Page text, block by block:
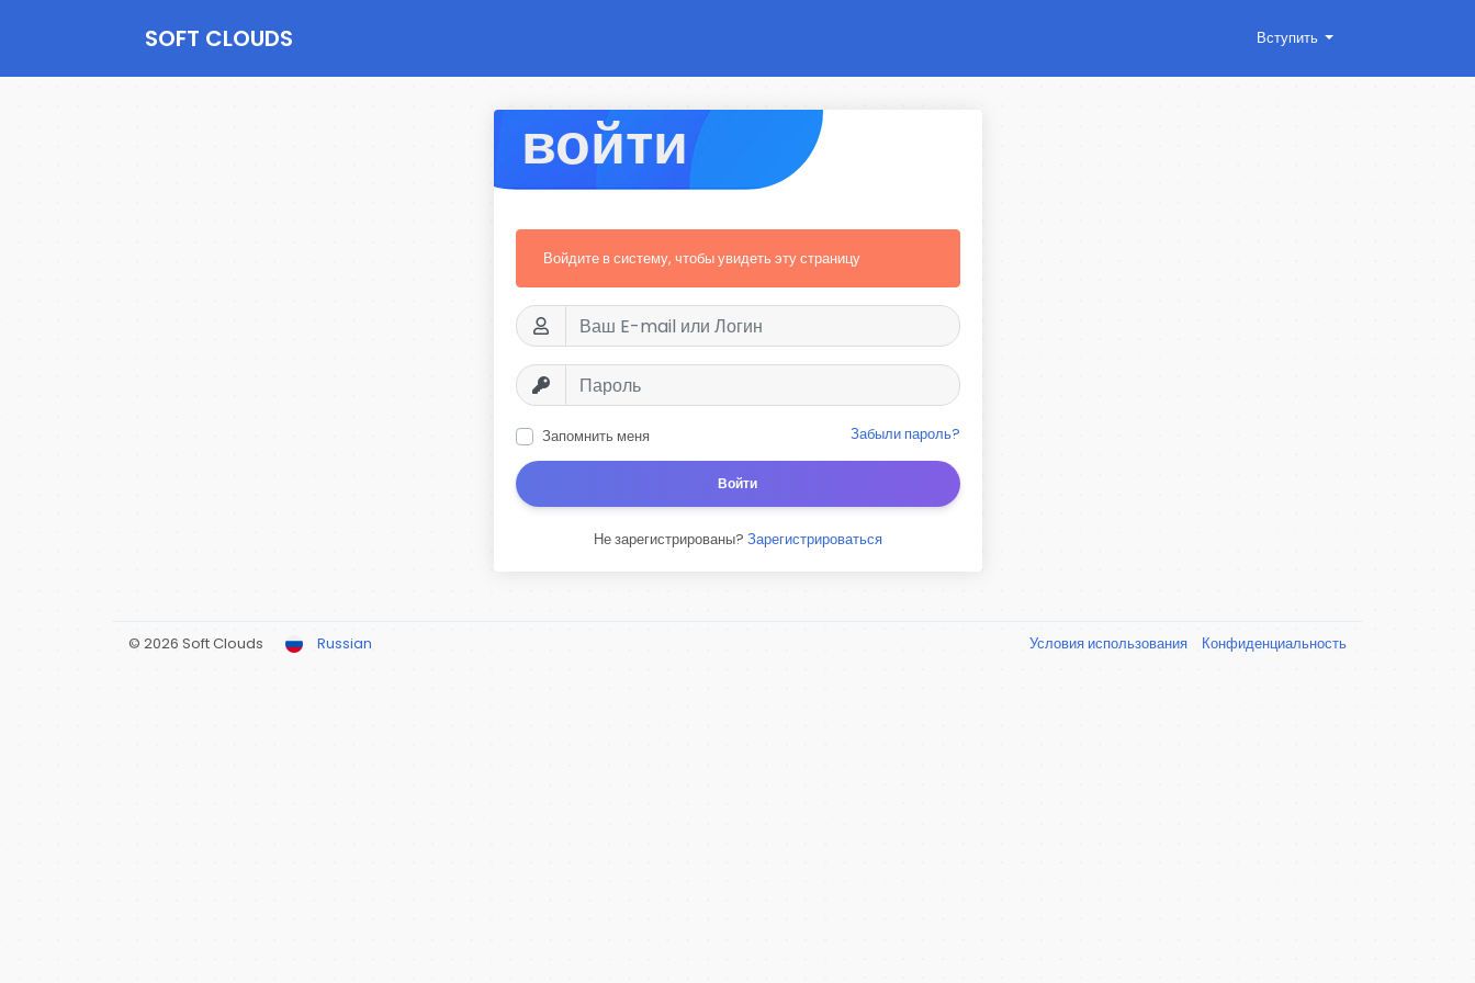
SOFT CLOUDS Вступить
войти
Войдите в систему, чтобы увидеть эту страницу
Запомнить меня Забыли пароль?
Войти
Не зарегистрированы? Зарегистрироваться
© 2026 Soft Clouds Russian Условия использования Конфиденциальность